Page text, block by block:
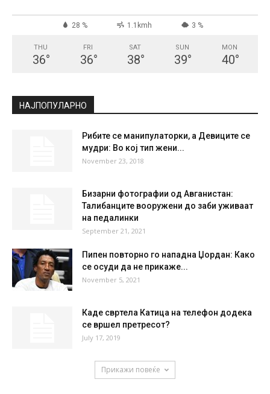
28 % 1.1kmh 3 %
THU
36°
FRI
36°
SAT
38°
SUN
39°
MON
40°
НАЈПОПУЛАРНО
Рибите се манипулаторки, а Девиците се
мудри: Во кој тип жени...
November 23, 2018
Бизарни фотографии од Авганистан:
Талибанците вооружени до заби уживаат
на педалинки
September 21, 2021
Пипен повторно го нападна Џордан: Како
се осуди да не прикаже...
November 5, 2021
Каде свртела Катица на телефон додека
се вршел претресот?
July 17, 2019
Прикажи повеќе